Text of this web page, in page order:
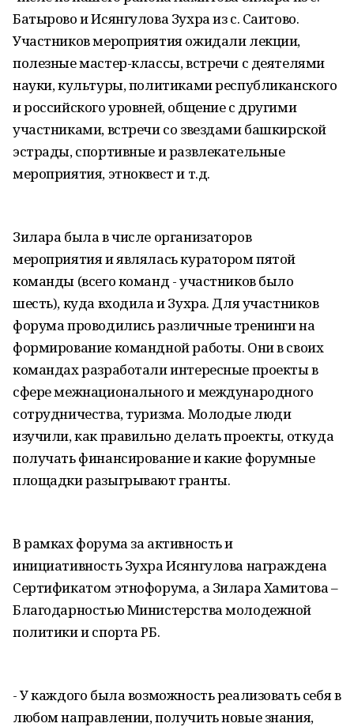
Батырово и Исянгулова Зухра из с. Саитово.
Участников мероприятия ожидали лекции,
полезные мастер-классы, встречи с деятелями
науки, культуры, политиками республиканского
и российского уровней, общение с другими
участниками, встречи со звездами башкирской
эстрады, спортивные и развлекательные
мероприятия, этноквест и т.д.
Зилара была в числе организаторов
мероприятия и являлась куратором пятой
команды (всего команд - участников было
шесть), куда входила и Зухра. Для участников
форума проводились различные тренинги на
формирование командной работы. Они в своих
командах разработали интересные проекты в
сфере межнационального и международного
сотрудничества, туризма. Молодые люди
изучили, как правильно делать проекты, откуда
получать финансирование и какие форумные
площадки разыгрывают гранты.
В рамках форума за активность и
инициативность Зухра Исянгулова награждена
Сертификатом этнофорума, а Зилара Хамитова –
Благодарностью Министерства молодежной
политики и спорта РБ.
- У каждого была возможность реализовать себя в
любом направлении, получить новые знания,